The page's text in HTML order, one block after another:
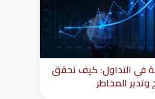
في التداول: كيف تحقق
وتدير المخاطر